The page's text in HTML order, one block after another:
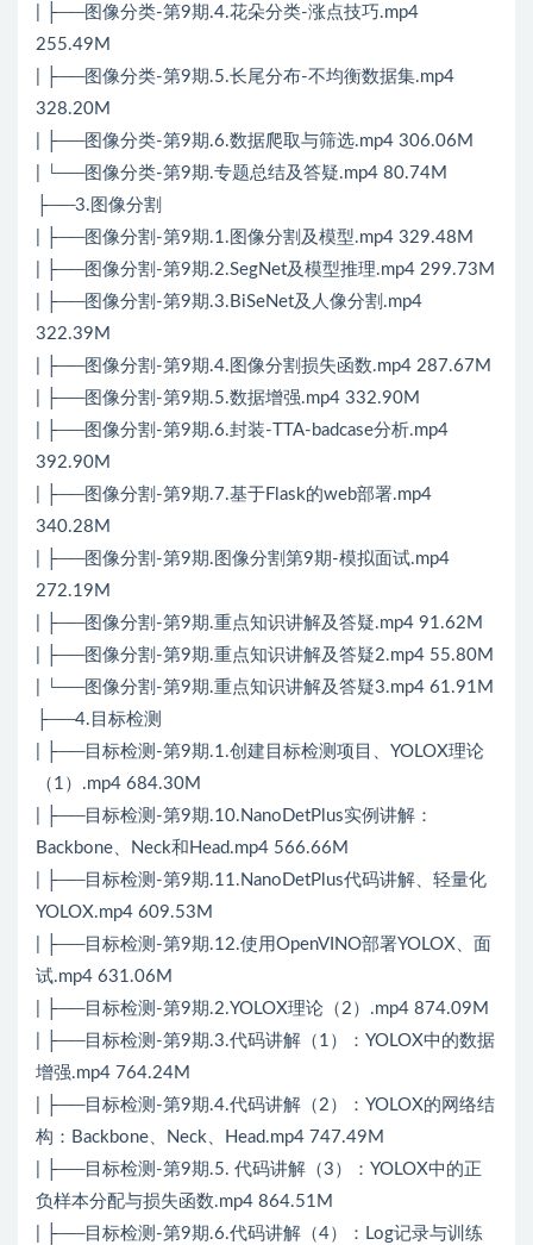
| ├──图像分类-第9期.4.花朵分类-涨点技巧.mp4
255.49M
| ├──图像分类-第9期.5.长尾分布-不均衡数据集.mp4
328.20M
| ├──图像分类-第9期.6.数据爬取与筛选.mp4 306.06M
| └──图像分类-第9期.专题总结及答疑.mp4 80.74M
├──3.图像分割
| ├──图像分割-第9期.1.图像分割及模型.mp4 329.48M
| ├──图像分割-第9期.2.SegNet及模型推理.mp4 299.73M
| ├──图像分割-第9期.3.BiSeNet及人像分割.mp4
322.39M
| ├──图像分割-第9期.4.图像分割损失函数.mp4 287.67M
| ├──图像分割-第9期.5.数据增强.mp4 332.90M
| ├──图像分割-第9期.6.封装-TTA-badcase分析.mp4
392.90M
| ├──图像分割-第9期.7.基于Flask的web部署.mp4
340.28M
| ├──图像分割-第9期.图像分割第9期-模拟面试.mp4
272.19M
| ├──图像分割-第9期.重点知识讲解及答疑.mp4 91.62M
| ├──图像分割-第9期.重点知识讲解及答疑2.mp4 55.80M
| └──图像分割-第9期.重点知识讲解及答疑3.mp4 61.91M
├──4.目标检测
| ├──目标检测-第9期.1.创建目标检测项目、YOLOX理论
（1）.mp4 684.30M
| ├──目标检测-第9期.10.NanoDetPlus实例讲解：
Backbone、Neck和Head.mp4 566.66M
| ├──目标检测-第9期.11.NanoDetPlus代码讲解、轻量化
YOLOX.mp4 609.53M
| ├──目标检测-第9期.12.使用OpenVINO部署YOLOX、面
试.mp4 631.06M
| ├──目标检测-第9期.2.YOLOX理论（2）.mp4 874.09M
| ├──目标检测-第9期.3.代码讲解（1）：YOLOX中的数据
增强.mp4 764.24M
| ├──目标检测-第9期.4.代码讲解（2）：YOLOX的网络结
构：Backbone、Neck、Head.mp4 747.49M
| ├──目标检测-第9期.5. 代码讲解（3）：YOLOX中的正
负样本分配与损失函数.mp4 864.51M
| ├──目标检测-第9期.6.代码讲解（4）：Log记录与训练